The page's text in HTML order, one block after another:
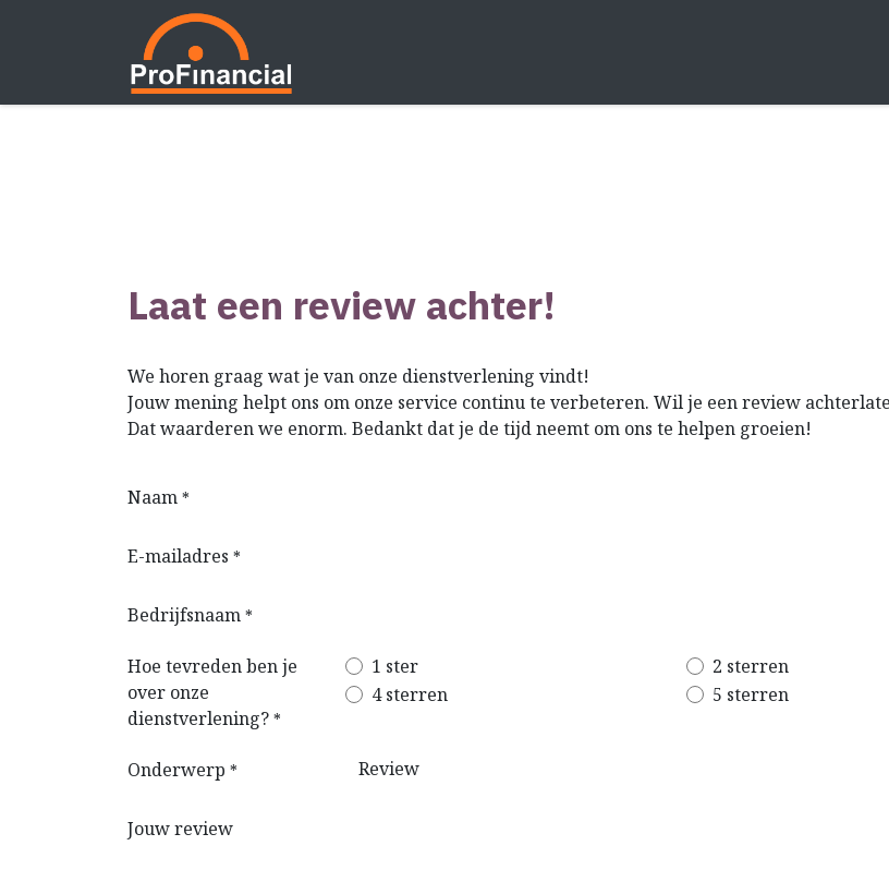
Overslaan naar inhoud
Laat een review achter!
We horen graag wat je van onze dienstverlening vindt!
Jouw mening helpt ons om onze service continu te verbeteren. Wil je een review
Dat waarderen we enorm. Bedankt dat je de tijd neemt om ons te helpen groeien!
Naam *
E-mailadres *
Bedrijfsnaam *
Hoe tevreden ben je
over onze
dienstverlening? *
1 ster 2 sterren
4 sterren
5 sterren
Onderwerp *
Jouw review